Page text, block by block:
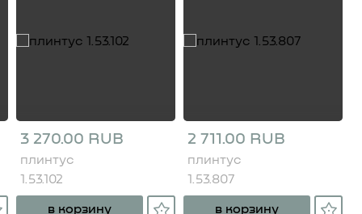
3 270.00 RUB
плинтус
1.53.102
в корзину
2 711.00 RUB
плинтус
1.53.807
в корзину